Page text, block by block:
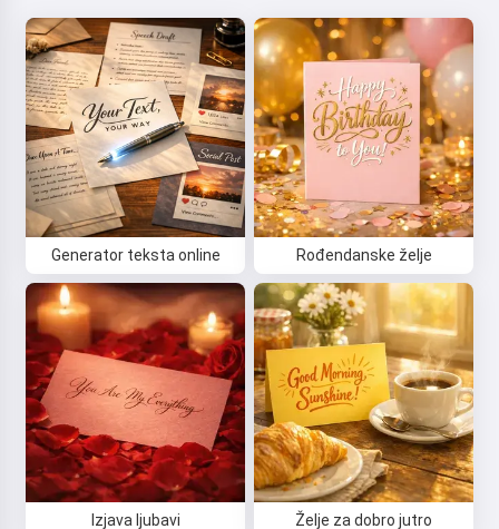
Generator teksta online Rođendanske želje
Izjava ljubavi Želje za dobro jutro